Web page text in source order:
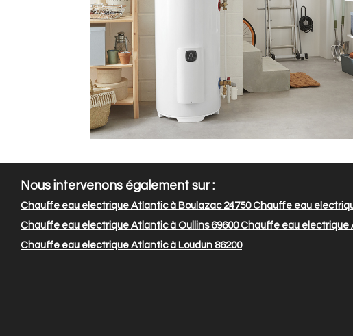
Nous intervenons également sur :
Chauffe eau electrique Atlantic à Boulazac 24750Chauffe eau
Chauffe eau electrique Atlantic à Oullins 69600Chauffe eau electrique
Chauffe eau electrique Atlantic à Loudun 86200